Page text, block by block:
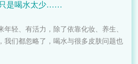
只是喝水太少……
年轻、有活力，除了依靠化妆、养生、
我们都忽略了，喝水与很多皮肤问题也